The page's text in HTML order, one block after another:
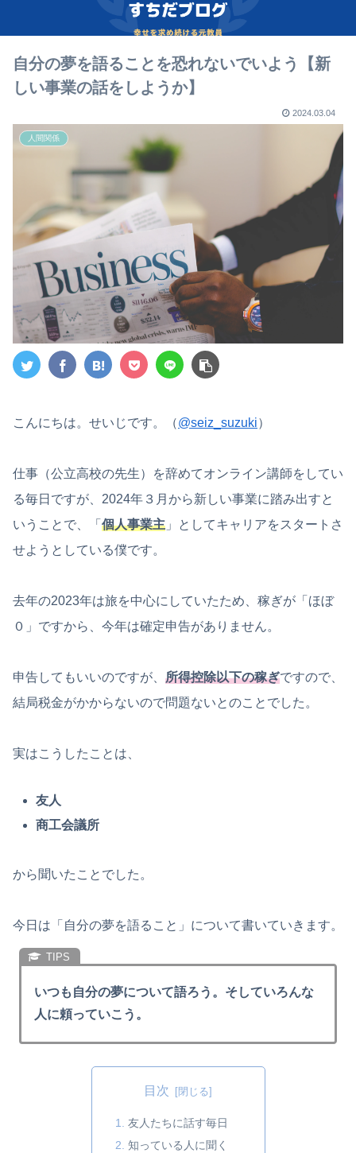
自分の夢を語ることを恐れないでいよう【新
しい事業の話をしようか】
2024.03.04
人間関係
こんにちは。せいじです。（@seiz_suzuki）
仕事（公立高校の先生）を辞めてオンライン講師をしてい
る毎日ですが、2024年３月から新しい事業に踏み出すと
いうことで、「 個人事業主 」としてキャリアをスタートさ
せようとしている僕です。
去年の2023年は旅を中心にしていたため、稼ぎが「ほぼ
０」ですから、今年は確定申告がありません。
申告してもいいのですが、 所得控除以下の稼ぎですので、
結局税金がかからないので問題ないとのことでした。
実はこうしたことは、
友人
商工会議所
から聞いたことでした。
今日は「自分の夢を語ること」について書いていきます。
いつも自分の夢について語ろう。そしていろんな
人に頼っていこう。
目次
友人たちに話す毎日
知っている人に聞く